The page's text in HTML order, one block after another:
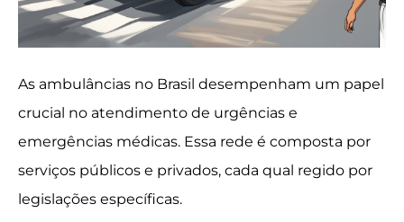
As ambulâncias no Brasil desempenham um papel
crucial no atendimento de urgências e
emergências médicas. Essa rede é composta por
serviços públicos e privados, cada qual regido por
legislações específicas.